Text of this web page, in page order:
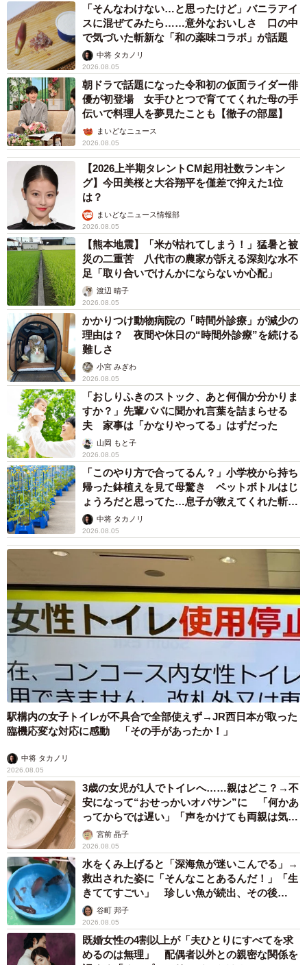
「そんなわけない…と思ったけど」バニラアイ
スに混ぜてみたら……意外なおいしさ 口の中
で気づいた斬新な「和の薬味コラボ」が話題
中将 タカノリ
2026.08.05
朝ドラで話題になった令和初の仮面ライダー俳
優が初登場 女手ひとつで育ててくれた母の手
伝いで料理人を夢見たことも【徹子の部屋】
まいどなニュース
2026.08.05
【2026上半期タレントCM起用社数ランキン
グ】今田美桜と大谷翔平を僅差で抑えた1位
は？
まいどなニュース情報部
2026.08.05
【熊本地震】「米が枯れてしまう！」猛暑と被
災の二重苦 八代市の農家が訴える深刻な水不
足「取り合いでけんかにならないか心配」
渡辺 晴子
2026.08.05
かかりつけ動物病院の「時間外診療」が減少の
理由は？ 夜間や休日の“時間外診療”を続ける
難しさ
小宮 みぎわ
2026.08.05
「おしりふきのストック、あと何個か分かりま
すか？」先輩パパに聞かれ言葉を詰まらせる
夫 家事は「かなりやってる」はずだった
山岡 もと子
2026.08.05
「このやり方で合ってるん？」小学校から持ち
帰った鉢植えを見て母驚き ペットボトルはじ
ょうろだと思ってた…息子が教えてくれた斬新
な水やりとは
中将 タカノリ
2026.08.05
駅構内の女子トイレが不具合で全部使えず→JR西日本が取った
臨機応変な対応に感動 「その手があったか！」
中将 タカノリ
2026.08.05
3歳の女児が1人でトイレへ……親はどこ？→不
安になって“おせっかいオバサン”に 「何かあ
ってからでは遅い」「声をかけても両親は気づ
かぬまま」
宮前 晶子
2026.08.05
水をくみ上げると「深海魚が迷いこんでる」→
救出された姿に「そんなことあるんだ！」「生
きててすごい」 珍しい魚が続出、その後
は……谷町 邦子
2026.08.05
既婚女性の4割以上が「夫ひとりにすべてを求
めるのは無理」 配偶者以外との親密な関係を